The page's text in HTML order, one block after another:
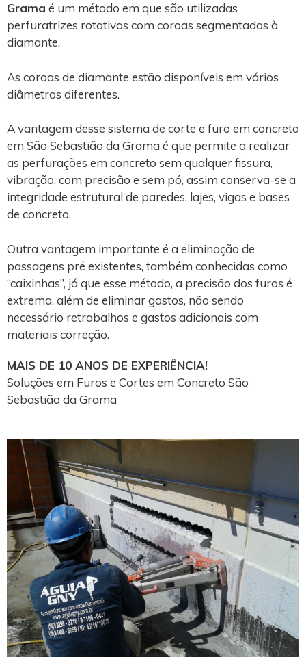
Grama é um método em que são utilizadas
perfuratrizes rotativas com coroas segmentadas à
diamante.
As coroas de diamante estão disponíveis em vários
diâmetros diferentes.
A vantagem desse sistema de corte e furo em concreto
em São Sebastião da Grama é que permite a realizar
as perfurações em concreto sem qualquer fissura,
vibração, com precisão e sem pó, assim conserva-se a
integridade estrutural de paredes, lajes, vigas e bases
de concreto.
Outra vantagem importante é a eliminação de
passagens pré existentes, também conhecidas como
“caixinhas”, já que esse método, a precisão dos furos é
extrema, além de eliminar gastos, não sendo
necessário retrabalhos e gastos adicionais com
materiais correção.
MAIS DE 10 ANOS DE EXPERIÊNCIA!
Soluções em Furos e Cortes em Concreto São
Sebastião da Grama